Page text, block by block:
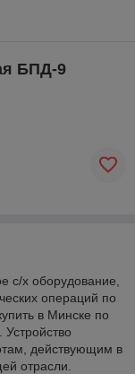
БПД-9
с/х оборудование,
операций по
в Минске по
действующим в
отрасли.